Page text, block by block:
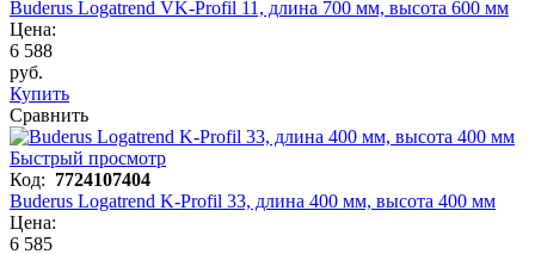
Buderus Logatrend VK-Profil 11, длина 700 мм, высота 600 мм
Цена:
6 588
руб.
Купить
Сравнить
Быстрый просмотр
Код: 7724107404
Buderus Logatrend K-Profil 33, длина 400 мм, высота 400 мм
Цена:
6 585